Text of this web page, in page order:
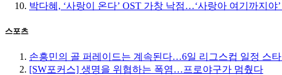
박다혜, ‘사랑이 온다’ OST 가창 낙점…‘사랑아 여기까지야’
스포츠
손흥민의 골 퍼레이드는 계속된다…6일 리그스컵 일정 스타
[SW포커스] 생명을 위협하는 폭염…프로야구가 멈췄다